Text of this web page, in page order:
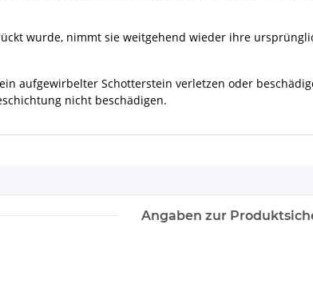
wurde, nimmt sie weitgehend wieder ihre
aufgewirbelter Schotterstein verletzen oder
nicht beschädigen.
Angaben zur